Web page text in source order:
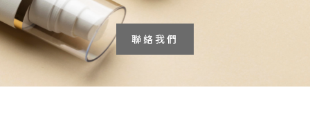
聯絡我們